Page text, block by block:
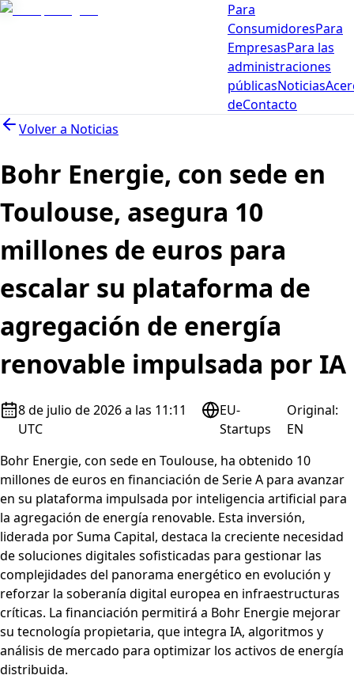
Para
ConsumidoresPara
EmpresasPara las
administraciones
públicasNoticias
deContacto
Volver a Noticias
Bohr Energie, con sede en
Toulouse, asegura 10
millones de euros para
escalar su plataforma de
agregación de energía
renovable impulsada por IA
8 de julio de 2026 a las 11:11
UTC
EU-
Startups
Original:
EN
Bohr Energie, con sede en Toulouse, ha obtenido 10
millones de euros en financiación de Serie A para avanzar
en su plataforma impulsada por inteligencia artificial para
la agregación de energía renovable. Esta inversión,
liderada por Suma Capital, destaca la creciente necesidad
de soluciones digitales sofisticadas para gestionar las
complejidades del panorama energético en evolución y
reforzar la soberanía digital europea en infraestructuras
críticas. La financiación permitirá a Bohr Energie mejorar
su tecnología propietaria, que integra IA, algoritmos y
análisis de mercado para optimizar los activos de energía
distribuida.